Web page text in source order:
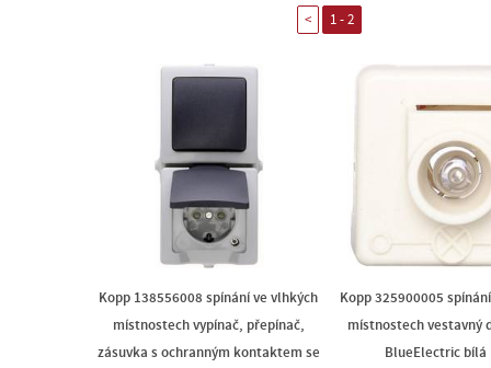
< 1 - 2
Kopp 138556008 spínání ve vlhkých
místnostech vypínač, přepínač,
zásuvka s ochranným kontaktem se
Kopp 325900005
místnostech vestavný
BlueElectric bílá